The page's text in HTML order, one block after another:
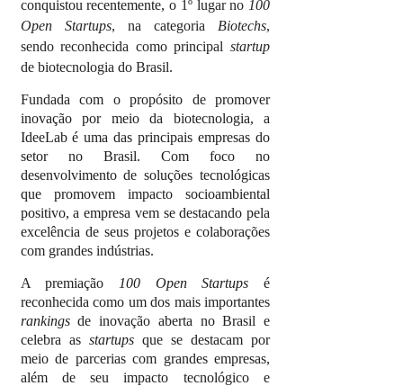
conquistou recentemente, o 1º lugar no 100
Open Startups, na categoria Biotechs,
sendo reconhecida como principalstartup
de biotecnologia do Brasil.
Fundada com o propósito de promover
inovação por meio da biotecnologia, a
IdeeLab é uma das principais empresas do
setor no Brasil. Com foco no
desenvolvimento de soluções tecnológicas
que promovem impacto socioambiental
positivo, a empresa vem se destacando pela
excelência de seus projetos e colaborações
com grandes indústrias.
A premiação 100 Open Startups é
reconhecida como um dos mais importantes
rankingsde inovação aberta no Brasil e
celebra as startupsque se destacam por
meio de parcerias com grandes empresas,
além de seu impacto tecnológico e